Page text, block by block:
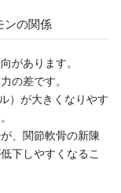
ンの関係
があります。
の差です。
）が大きくなりやす
、関節軟骨の新陳
下しやすくなるこ